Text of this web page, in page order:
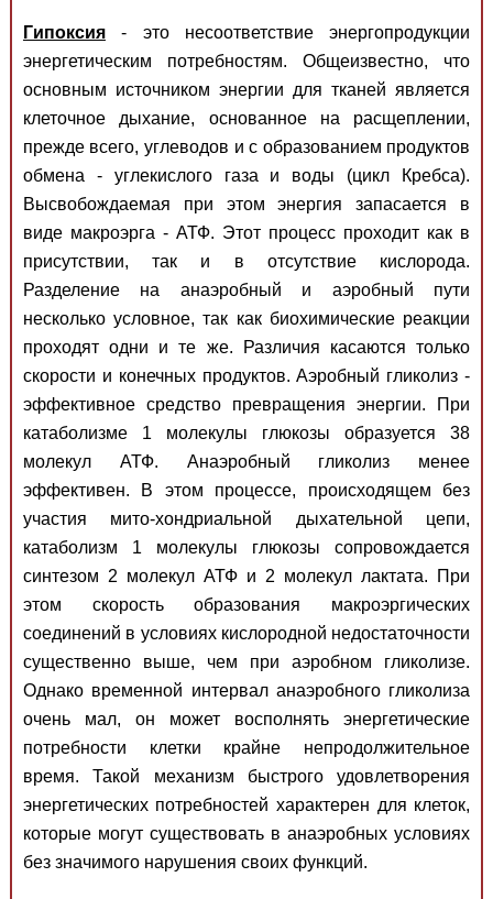
Гипоксия- это несоответствие энергопродукции
энергетическим потребностям. Общеизвестно, что
основным источником энергии для тканей является
клеточное дыхание, основанное на расщеплении,
прежде всего, углеводов и с образованием продуктов
обмена - углекислого газа и воды (цикл Кребса).
Высвобождаемая при этом энергия запасается в
виде макроэрга - АТФ. Этот процесс проходит как в
присутствии, так и в отсутствие кислорода.
Разделение на анаэробный и аэробный пути
несколько условное, так как биохимические реакции
проходят одни и те же. Различия касаются только
скорости и конечных продуктов. Аэробный гликолиз -
эффективное средство превращения энергии. При
катаболизме 1 молекулы глюкозы образуется 38
молекул АТФ. Анаэробный гликолиз менее
эффективен. В этом процессе, происходящем без
участия мито-хондриальной дыхательной цепи,
катаболизм 1 молекулы глюкозы сопровождается
синтезом 2 молекул АТФ и 2 молекул лактата. При
этом скорость образования макроэргических
соединений в условиях кислородной недостаточности
существенно выше, чем при аэробном гликолизе.
Однако временной интервал анаэробного гликолиза
очень мал, он может восполнять энергетические
потребности клетки крайне непродолжительное
время. Такой механизм быстрого удовлетворения
энергетических потребностей характерен для клеток,
которые могут существовать в анаэробных условиях
без значимого нарушения своих функций.